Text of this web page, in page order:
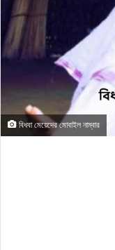
বিধবা মেয়েদের মোবাইল নাম্বার